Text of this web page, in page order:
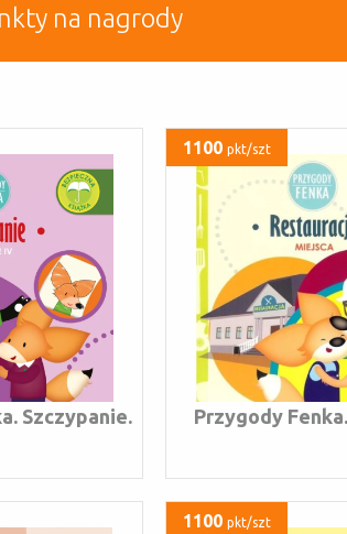
na nagrody
Szczypanie.
1100pkt/szt
Przygody
1100pkt/szt